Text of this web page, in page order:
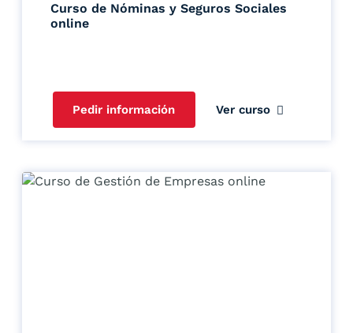
Curso de Nóminas y Seguros Sociales
online
Pedir información Ver curso